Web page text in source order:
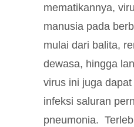
mematikannya,
manusia pada
mulai dari balita,
dewasa, hingga
virus ini juga
infeksi saluran
pneumonia.